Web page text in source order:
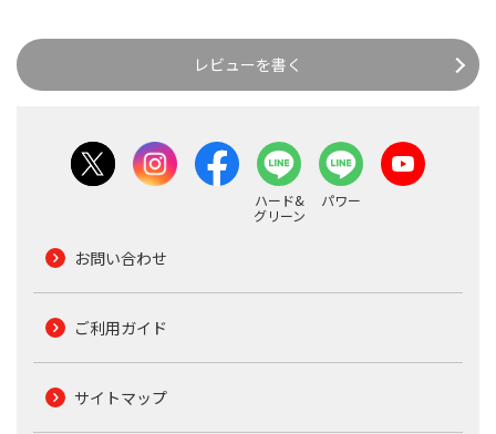
レビューを書く
ハード&
グリーン
パワー
お問い合わせ
ご利用ガイド
サイトマップ